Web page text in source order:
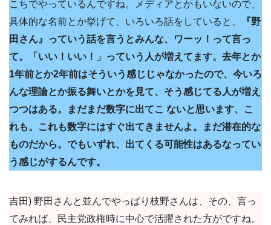
こちでやっているんですね。メディアとかもいないので、
具体的な名前とか挙げて、いろいろ話をしていると、
『野
田さん』っていう話を言うとみんな、ワーッ！って言っ
て。「いい！いい！」っていう人が増えてます。去年とか
1年前とか2年前はそういう感じじゃなかったので、今いろ
んな理論とか振る舞いとかを見て、そう感じてる人が増え
つつはある。まだまだ数字に出てこ ないと思います、こ
れも。これも数字にはすぐ出てきませんよ。まだ潜在的な
ものだから。でもいずれ、出てくる可能性はあるなってい
う感じがするんです。
吉田) 野田さんと並んでやっぱり枝野さんは、その、言っ
てみれば、民主党政権時に中心で活躍された方がですね。